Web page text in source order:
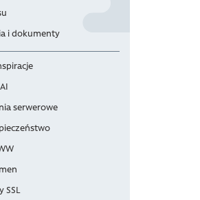
i dokumenty
serwerowe